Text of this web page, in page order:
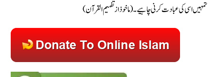
تمہیں اسی کی عبادت کرنی چاہیے۔ (ماخوذ از تفہيم القرآن)